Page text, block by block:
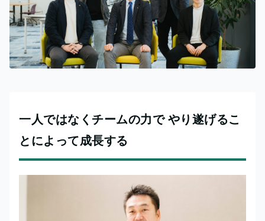
一人ではなくチームの力で やり遂げるこ
とによって成長する